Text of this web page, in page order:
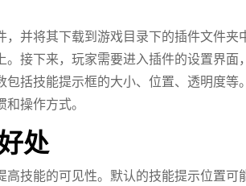
并将其下载到游戏目录下的插件文件夹
接下来，玩家需要进入插件的设置界面
括技能提示框的大小、位置、透明度等
操作方式。
处
技能的可见性。默认的技能提示位置可